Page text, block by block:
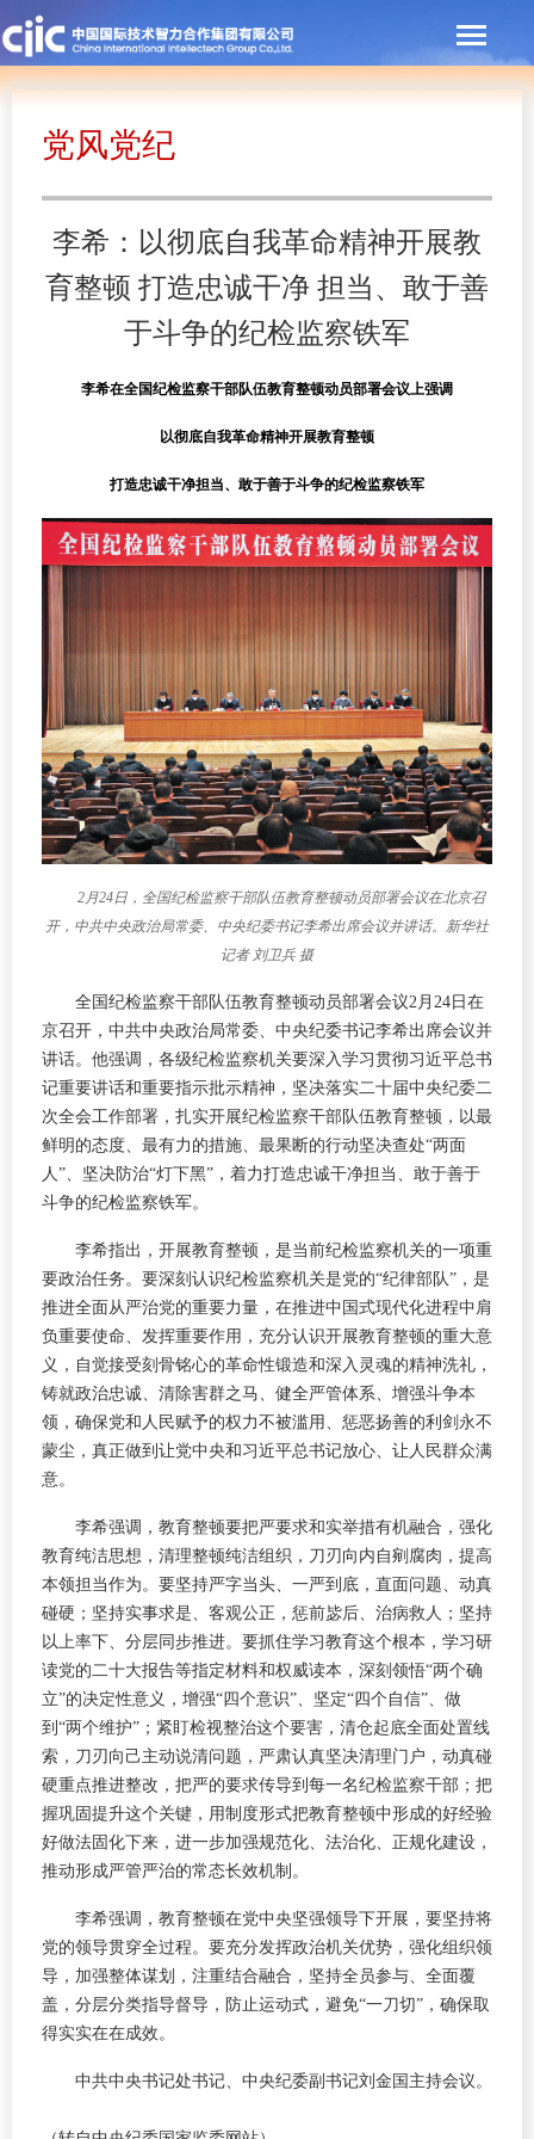
党风党纪
李希：以彻底自我革命精神开展教
育整顿 打造忠诚干净 担当、敢于善
于斗争的纪检监察铁军
李希在全国纪检监察干部队伍教育整顿动员部署会议上强调
以彻底自我革命精神开展教育整顿
打造忠诚干净担当、敢于善于斗争的纪检监察铁军
2月24日，全国纪检监察干部队伍教育整顿动员部署会议在北京召
开，中共中央政治局常委、中央纪委书记李希出席会议并讲话。新华社
记者 刘卫兵 摄
全国纪检监察干部队伍教育整顿动员部署会议2月24日在
京召开，中共中央政治局常委、中央纪委书记李希出席会议并
讲话。他强调，各级纪检监察机关要深入学习贯彻习近平总书
记重要讲话和重要指示批示精神，坚决落实二十届中央纪委二
次全会工作部署，扎实开展纪检监察干部队伍教育整顿，以最
鲜明的态度、最有力的措施、最果断的行动坚决查处“两面
人”、坚决防治“灯下黑”，着力打造忠诚干净担当、敢于善于
斗争的纪检监察铁军。
李希指出，开展教育整顿，是当前纪检监察机关的一项重
要政治任务。要深刻认识纪检监察机关是党的“纪律部队”，是
推进全面从严治党的重要力量，在推进中国式现代化进程中肩
负重要使命、发挥重要作用，充分认识开展教育整顿的重大意
义，自觉接受刻骨铭心的革命性锻造和深入灵魂的精神洗礼，
铸就政治忠诚、清除害群之马、健全严管体系、增强斗争本
领，确保党和人民赋予的权力不被滥用、惩恶扬善的利剑永不
蒙尘，真正做到让党中央和习近平总书记放心、让人民群众满
意。
李希强调，教育整顿要把严要求和实举措有机融合，强化
教育纯洁思想，清理整顿纯洁组织，刀刃向内自剜腐肉，提高
本领担当作为。要坚持严字当头、一严到底，直面问题、动真
碰硬；坚持实事求是、客观公正，惩前毖后、治病救人；坚持
以上率下、分层同步推进。要抓住学习教育这个根本，学习研
读党的二十大报告等指定材料和权威读本，深刻领悟“两个确
立”的决定性意义，增强“四个意识”、坚定“四个自信”、做
到“两个维护”；紧盯检视整治这个要害，清仓起底全面处置线
索，刀刃向己主动说清问题，严肃认真坚决清理门户，动真碰
硬重点推进整改，把严的要求传导到每一名纪检监察干部；把
握巩固提升这个关键，用制度形式把教育整顿中形成的好经验
好做法固化下来，进一步加强规范化、法治化、正规化建设，
推动形成严管严治的常态长效机制。
李希强调，教育整顿在党中央坚强领导下开展，要坚持将
党的领导贯穿全过程。要充分发挥政治机关优势，强化组织领
导，加强整体谋划，注重结合融合，坚持全员参与、全面覆
盖，分层分类指导督导，防止运动式，避免“一刀切”，确保取
得实实在在成效。
中共中央书记处书记、中央纪委副书记刘金国主持会议。